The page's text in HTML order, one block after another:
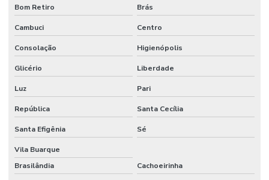
Etiquetas Adesivas Para Caixas
Etiquetas Adesivas Para Embalagens
Etiquetas Adesivas Para Impressora
Etiquetas Adesivas Para Móveis
Etiquetas Adesivas Para Móveis Minas Gerais
Etiquetas Adesivas Personalizadas
Bom Retiro Brás
Cambuci Centro
Consolação Higienópolis
Glicério Liberdade
Luz Pari
República Santa Cecília
Santa Efigênia Sé
Vila Buarque
Brasilândia
Cachoeirinha